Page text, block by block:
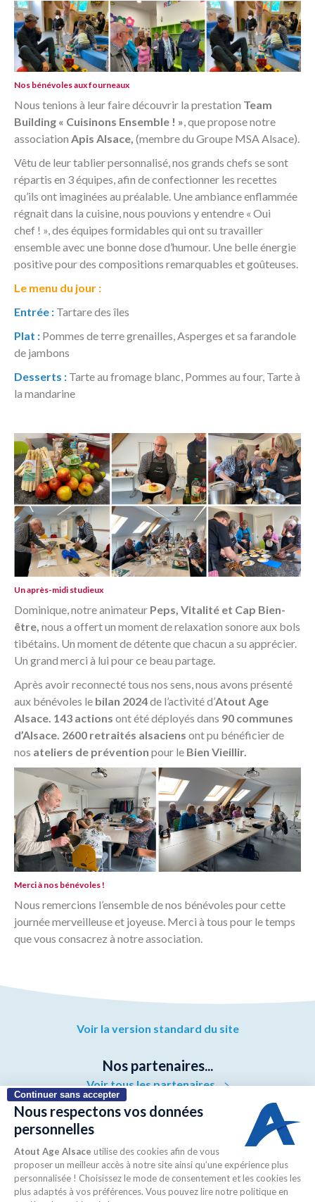
Continuer sans accepter
Nous respectons vos données
personnelles
Atout Age Alsace utilise des cookies afin de vous
proposer un meilleur accès à notre site ainsi qu’une expérience plus
personnalisée ! Choisissez le mode de consentement et les cookies les
plus adaptés à vos préférences. Vous pouvez lire notre politique en
Nos bénévoles aux fourneaux
Nous tenions à leur faire découvrir la prestation Team
Building « Cuisinons Ensemble ! », que propose notre
association Apis Alsace, (membre du Groupe MSA Alsace).
Vêtu de leur tablier personnalisé, nos grands chefs se sont
répartis en 3 équipes, afin de confectionner les recettes
qu’ils ont imaginées au préalable. Une ambiance enflammée
régnait dans la cuisine, nous pouvions y entendre « Oui
chef ! », des équipes formidables qui ont su travailler
ensemble avec une bonne dose d’humour. Une belle énergie
positive pour des compositions remarquables et goûteuses.
Le menu du jour :
Entrée : Tartare des îles
Plat : Pommes de terre grenailles, Asperges et sa farandole
de jambons
Desserts : Tarte au fromage blanc, Pommes au four, Tarte à
la mandarine
Un après-midi studieux
Dominique, notre animateur Peps, Vitalité et Cap Bien-
être, nous a offert un moment de relaxation sonore aux bols
tibétains. Un moment de détente que chacun a su apprécier.
Un grand merci à lui pour ce beau partage.
Après avoir reconnecté tous nos sens, nous avons présenté
aux bénévoles le bilan 2024de l’activité d’Atout Age
Alsace. 143 actions ont été déployés dans 90 communes
d’Alsace. 2600 retraités alsaciens ont pu bénéficier de
nos ateliers de prévention pour le Bien Vieillir.
Merci à nos bénévoles !
Nous remercions l’ensemble de nos bénévoles pour cette
journée merveilleuse et joyeuse. Merci à tous pour le temps
que vous consacrez à notre association.
Voir la version standard du site
Nos partenaires...
Voir tous les partenaires